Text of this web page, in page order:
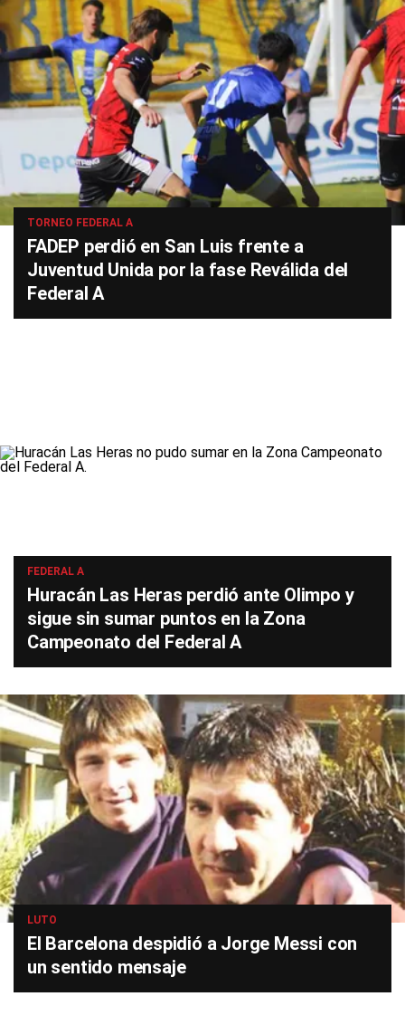
TORNEO FEDERAL A
FADEP perdió en San Luis frente a
Juventud Unida por la fase Reválida del
Federal A
FEDERAL A
Huracán Las Heras perdió ante Olimpo y
sigue sin sumar puntos en la Zona
Campeonato del Federal A
LUTO
El Barcelona despidió a Jorge Messi con
un sentido mensaje